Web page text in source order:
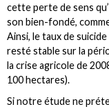
cette perte de sens
son bien-fondé,
Ainsi, le taux de
resté stable sur la
la crise agricole de
100 hectares).
Si notre étude ne